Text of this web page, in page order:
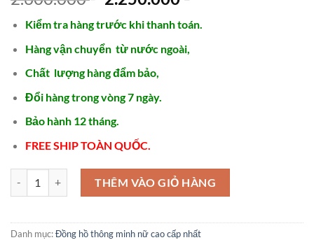
gốc
là:
2.600.000 ₫.
tại
Kiểm tra hàng trước khi thanh toán.
Hàng vận chuyển từ nước ngoài,
Chất lượng hàng đẩm bảo,
Đổi hàng trong vòng 7 ngày.
Bảo hành 12 tháng.
FREE SHIP TOÀN QUỐC.
Đồng hồ chính hãng cho nữ - SDN36 số lượng
THÊM VÀO GIỎ HÀNG
Danh mục:Đồng hồ thông minh nữ cao cấp nhất